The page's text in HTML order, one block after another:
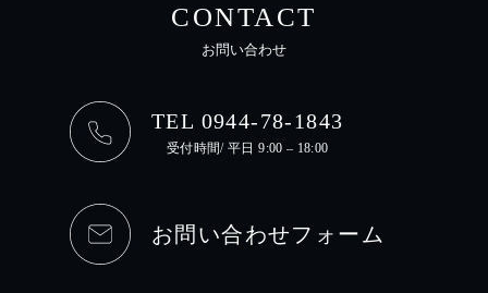
CONTACT
お問い合わせ
TEL 0944-78-1843
受付時間/ 平日 9:00 – 18:00
お問い合わせフォーム